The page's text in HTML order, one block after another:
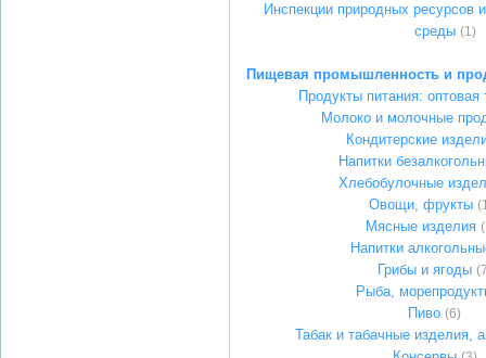
Инспекции природных ресурсов
среды (1)
Пищевая промышленность и
Продукты питания: оптовая
Молоко и молочные
Кондитерские
Напитки
Хлебобулочные
Овощи, фрукты
Мясные изделия
Напитки
Грибы и ягоды
Рыба,
Пиво (6)
Табак и табачные изделия,